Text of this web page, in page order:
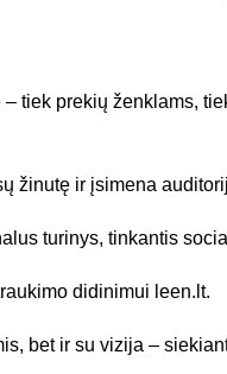
tiek prekių ženklams,
žinutę ir įsimena
turinys, tinkantis
didinimui leen.lt.
bet ir su vizija –